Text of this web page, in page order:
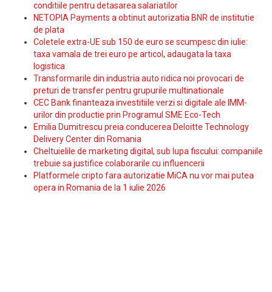
conditiile pentru detasarea salariatilor
NETOPIA Payments a obtinut autorizatia BNR de institutie
de plata
Coletele extra-UE sub 150 de euro se scumpesc din iulie:
taxa vamala de trei euro pe articol, adaugata la taxa
logistica
Transformarile din industria auto ridica noi provocari de
preturi de transfer pentru grupurile multinationale
CEC Bank finanteaza investitiile verzi si digitale ale IMM-
urilor din productie prin Programul SME Eco-Tech
Emilia Dumitrescu preia conducerea Deloitte Technology
Delivery Center din Romania
Cheltuielile de marketing digital, sub lupa fiscului: companiile
trebuie sa justifice colaborarile cu influencerii
Platformele cripto fara autorizatie MiCA nu vor mai putea
opera in Romania de la 1 iulie 2026